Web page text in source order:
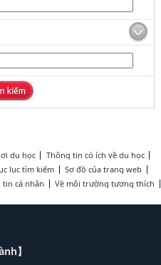
du học
Thông tin có ích về du học
lục tìm kiếm
Sơ đồ của trang web
cá nhân Về môi trường tương thích
】